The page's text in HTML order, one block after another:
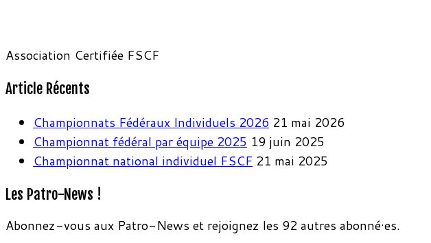
Association Certifiée FSCF
Article Récents
Championnats Fédéraux Individuels 2026 21 mai 2026
Championnat fédéral par équipe 2025 19 juin 2025
Championnat national individuel FSCF 21 mai 2025
Les Patro-News !
Abonnez-vous aux Patro-News et rejoignez les 92 autres abonné·es.